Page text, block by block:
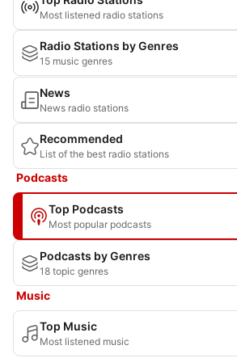
Most listened radio stations
Radio Stations by Genres
15 music genres
News
News radio stations
Recommended
List of the best radio stations
Podcasts
Top Podcasts
Most popular podcasts
Podcasts by Genres
18 topic genres
Music
Top Music
Most listened music